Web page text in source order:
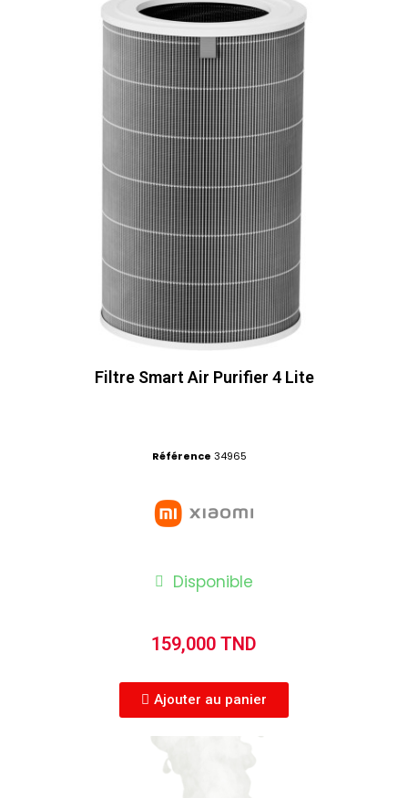
Filtre Smart Air Purifier 4 Lite
Référence 34965
Disponible
159,000 TND
Ajouter au panier